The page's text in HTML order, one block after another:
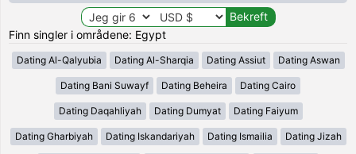
Finn singler i områdene: Egypt
Dating Al-Qalyubia Dating Al-Sharqia Dating Assiut Dating Aswan
Dating Bani Suwayf Dating Beheira Dating Cairo
Dating Daqahliyah Dating Dumyat Dating Faiyum
Dating Gharbiyah Dating Iskandariyah Dating Ismailia Dating Jizah